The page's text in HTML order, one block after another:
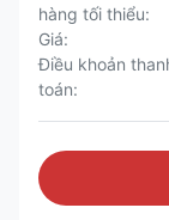
hàng tối thiểu:
Giá:
Điều khoản
toán: